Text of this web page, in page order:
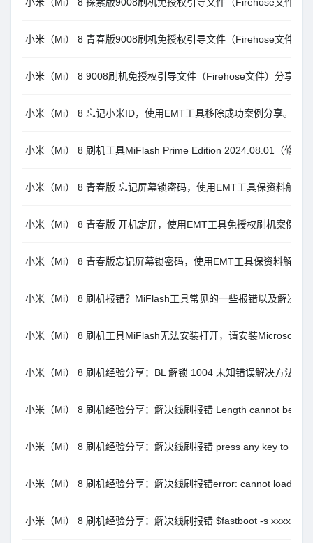
小米（Mi） 8 青春版9008刷机免授权引导文件（Firehose文件）
小米（Mi） 8 9008刷机免授权引导文件（Firehose文件）分享
小米（Mi） 8 忘记小米ID，使用EMT工具移除成功案例分享。
小米（Mi） 8 刷机工具MiFlash Prime Edition 2024.08.01（修改
小米（Mi） 8 青春版 忘记屏幕锁密码，使用EMT工具保资料解锁
小米（Mi） 8 青春版 开机定屏，使用EMT工具免授权刷机案例分
小米（Mi） 8 青春版忘记屏幕锁密码，使用EMT工具保资料解锁
小米（Mi） 8 刷机报错？MiFlash工具常见的一些报错以及解决办
小米（Mi） 8 刷机工具MiFlash无法安装打开，请安装Microsoft
小米（Mi） 8 刷机经验分享：BL 解锁 1004 未知错误解决方法
小米（Mi） 8 刷机经验分享：解决线刷报错 Length cannot be
小米（Mi） 8 刷机经验分享：解决线刷报错 press any key to
小米（Mi） 8 刷机经验分享：解决线刷报错error: cannot load
小米（Mi） 8 刷机经验分享：解决线刷报错 $fastboot -s xxxx